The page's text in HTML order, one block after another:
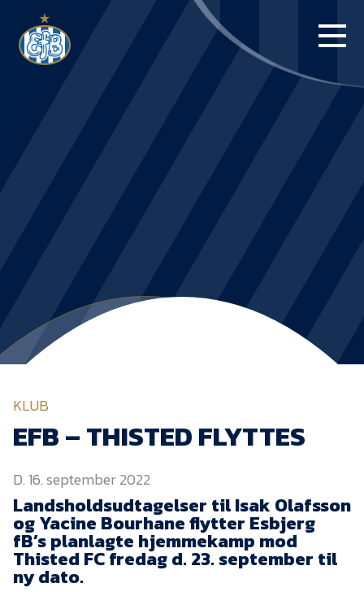
BLUE WATER
NYHEDER
Om Esbjerg fB
EfB Akademi
Sydvestjysk Fodbold
Samarbejde
KLUB
EFB – THISTED FLYTTES
D. 16. september 2022
Landsholdsudtagelser til Isak Olafsson
og Yacine Bourhane flytter Esbjerg
fB’s planlagte hjemmekamp mod
Thisted FC fredag d. 23. september til
ny dato.